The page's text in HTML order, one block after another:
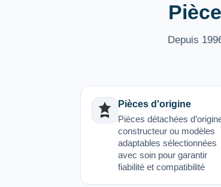
Depuis
Pièces d'origine
Pièces détachées
constructeur ou modèles
adaptables sélectionnées
avec soin pour garantir
fiabilité et compatibilité